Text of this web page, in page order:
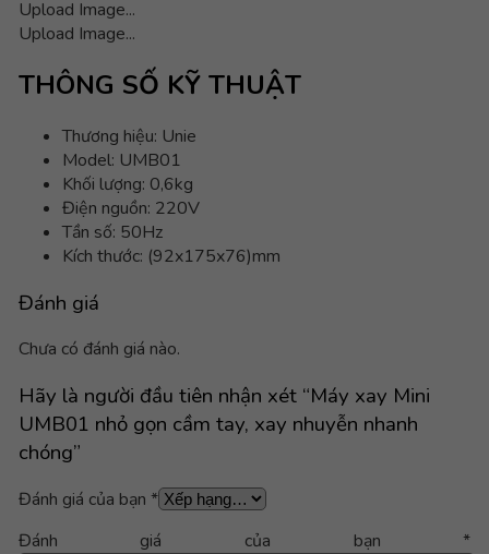
Upload Image...
Upload Image...
THÔNG SỐ KỸ THUẬT
Thương hiệu: Unie
Model: UMB01
Khối lượng: 0,6kg
Điện nguồn: 220V
Tần số: 50Hz
Kích thước: (92x175x76)mm
Đánh giá
Chưa có đánh giá nào.
Hãy là người đầu tiên nhận xét “Máy xay Mini
UMB01 nhỏ gọn cầm tay, xay nhuyễn nhanh
chóng”
Đánh giá của bạn *
Đánh giá của bạn*